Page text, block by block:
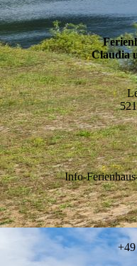
Claudia
Info-